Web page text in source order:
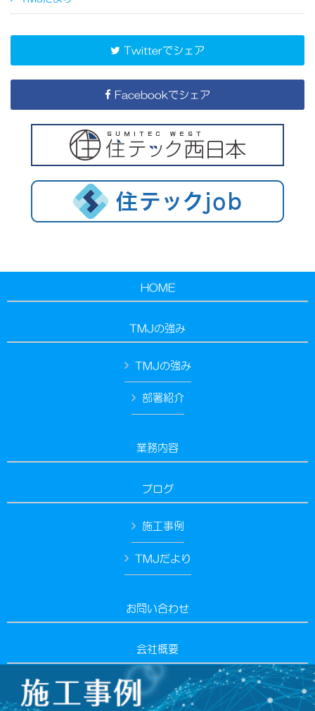
Twitterでシェア
Facebookでシェア
HOME
TMJの強み
TMJの強み
部署紹介
業務内容
ブログ
施工事例
TMJだより
お問い合わせ
会社概要
Copyright © 有限会社ティーエムジェイ All Rights Reserved.